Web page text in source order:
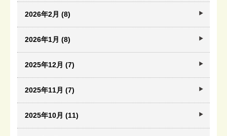
2026年2月 (8)
2026年1月 (8)
2025年12月 (7)
2025年11月 (7)
2025年10月 (11)